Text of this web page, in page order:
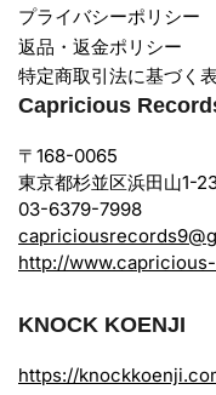
プライバシーポリシー
返品・返金ポリシー
特定商取引法に基づく
Capricious
〒168-0065
東京都杉並区浜田山1-
03-6379-7998
http://
KNOCK KOENJI
https://